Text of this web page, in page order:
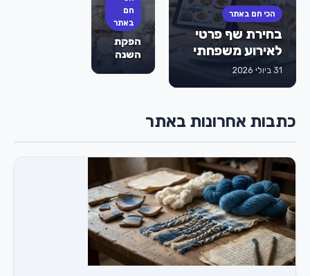
הכי חם באתר
בחירת שף פרטי
לאירוע משפחתי
31 ביולי 2026
לבת
מצווה
הם
הסוד
לאירוע
מוצלח
חם
באתר
הפקת
השנה
בראשון
לציון
שישאיר
את כל
השכבה
פעורת
פה
כתבות אחרונות באתר